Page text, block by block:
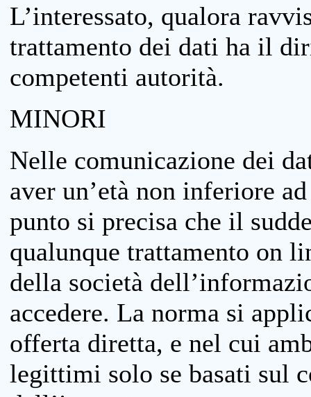
L’interessato, qualora
trattamento dei dati ha il
competenti autorità.
MINORI
Nelle comunicazione dei
aver un’età non inferiore
punto si precisa che il
qualunque trattamento on
della società
accedere. La norma si
offerta diretta, e nel cui
legittimi solo se basati sul